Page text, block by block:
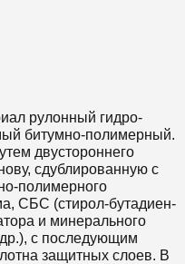
рулонный гидро-
битумно-полимерный.
двустороннего
сдублированную с
полимерного
СБС (стирол-бутадиен-
и минерального
с последующим
защитных слоев. В